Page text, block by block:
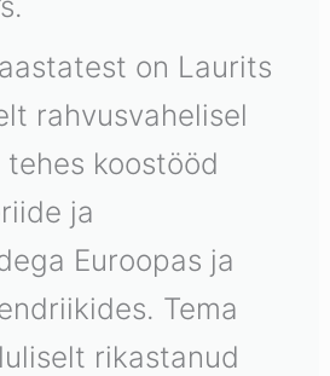
on Laurits
rahvusvahelisel
koostööd
ja
Euroopas ja
Tema
rikastanud